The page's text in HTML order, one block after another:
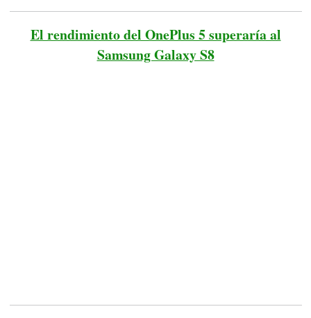
El rendimiento del OnePlus 5 superaría al
Samsung Galaxy S8